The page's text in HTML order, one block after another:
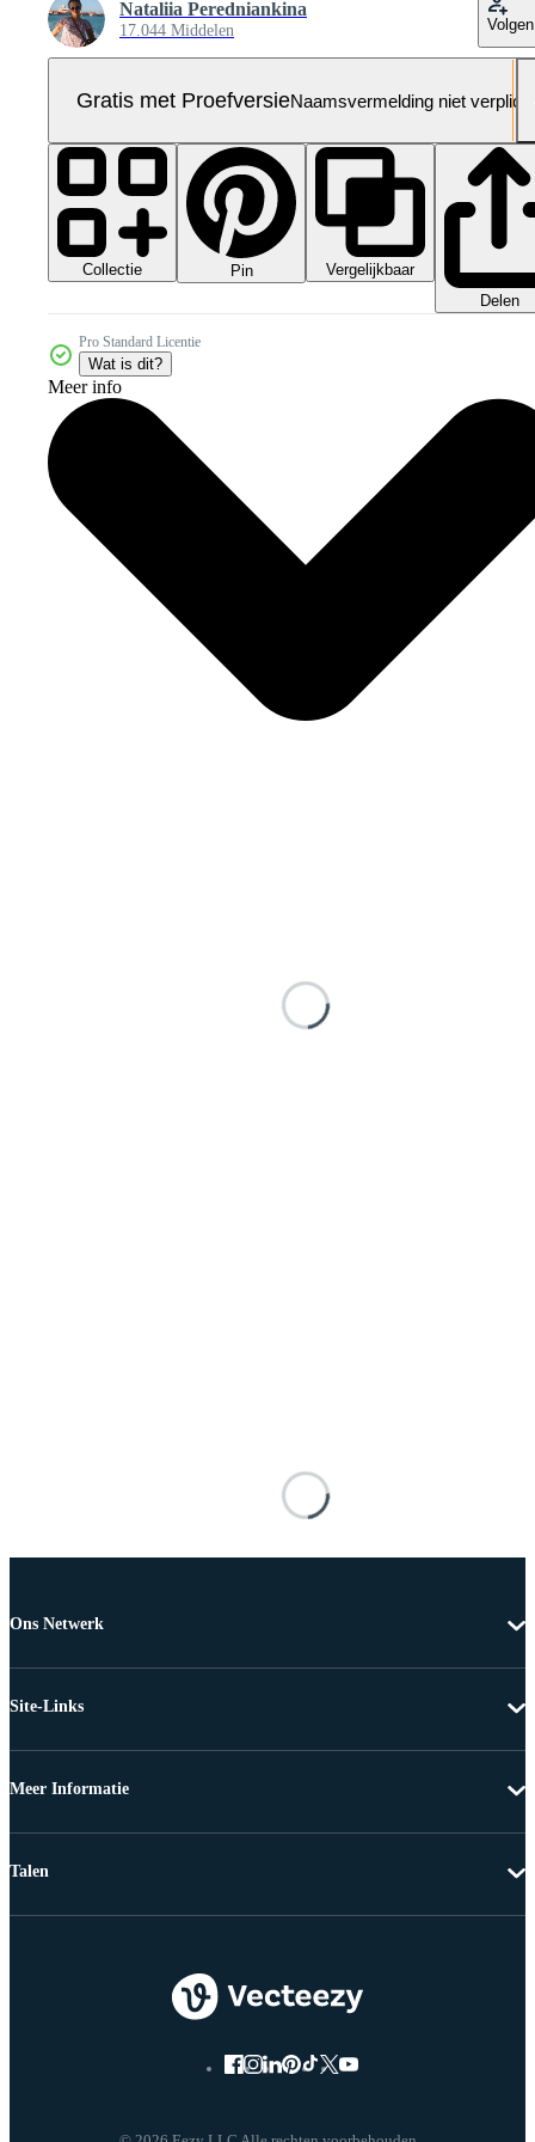
Nataliia Peredniankina
17.044 Middelen Volgen
Gratis met ProefversieNaamsvermelding niet verplicht
Collectie Pin
Vergelijkbaar
Delen
Pro Standard Licentie
Wat is dit?
Meer info
Ons Netwerk
Site-Links
Meer Informatie
Talen